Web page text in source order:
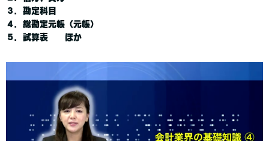
３．勘定科目
４．総勘定元帳（元帳）
５．試算表 ほか